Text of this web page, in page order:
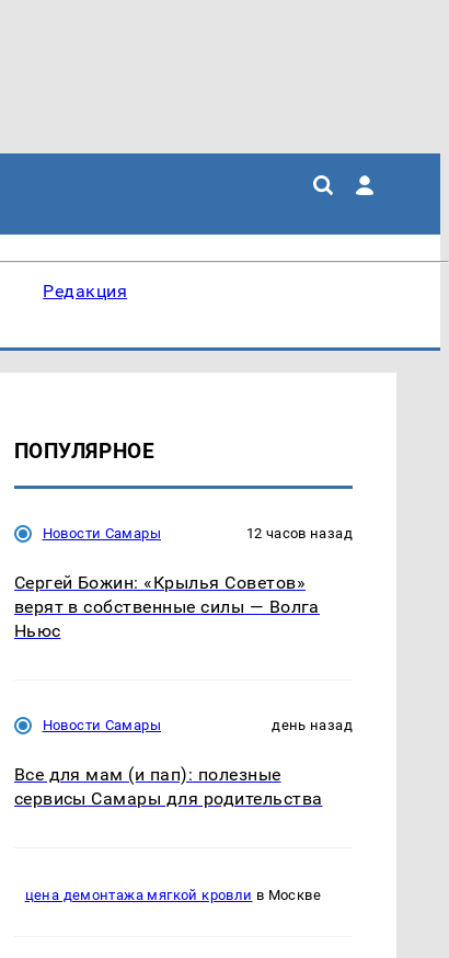
Редакция
ПОПУЛЯРНОЕ
Новости Самары 12 часов назад
Сергей Божин: «Крылья Советов»
верят в собственные силы — Волга
Ньюс
Новости Самары день назад
Все для мам (и пап): полезные
сервисы Самары для родительства
цена демонтажа мягкой кровли в Москве